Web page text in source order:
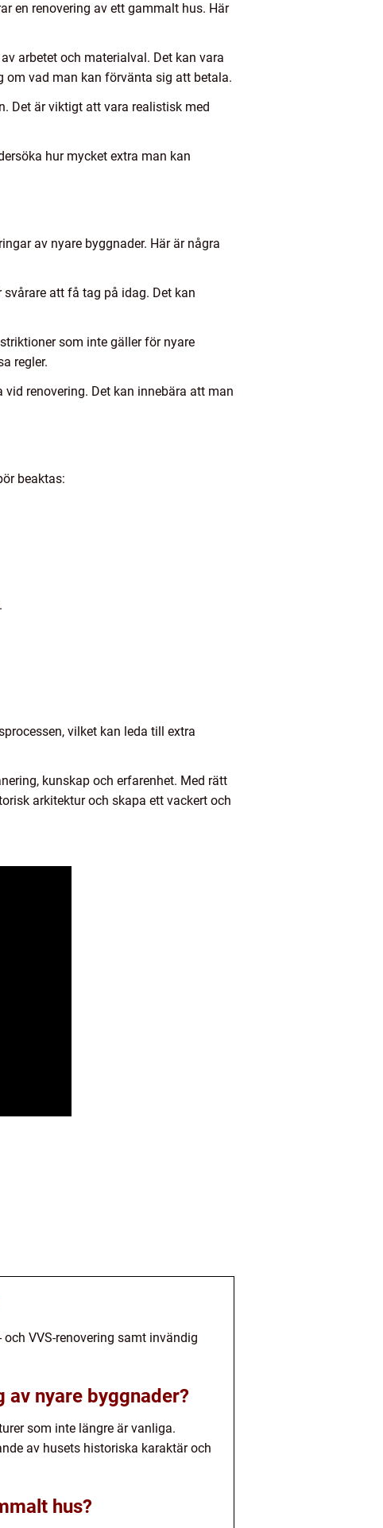
en renovering av ett gammalt hus. Här
arbetet och materialval. Det kan vara
vad man kan förvänta sig att betala.
Det är viktigt att vara realistisk med
hur mycket extra man kan
av nyare byggnader. Här är några
att få tag på idag. Det kan
som inte gäller för nyare
regler.
renovering. Det kan innebära att man
beaktas:
vilket kan leda till extra
kunskap och erfarenhet. Med rätt
arkitektur och skapa ett vackert och
VVS-renovering samt invändig
nyare byggnader?
som inte längre är vanliga.
av husets historiska karaktär och
hus?